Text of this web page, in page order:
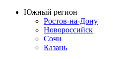
Южный регион
Ростов-на-Дону
Новороссийск
Сочи
Казань